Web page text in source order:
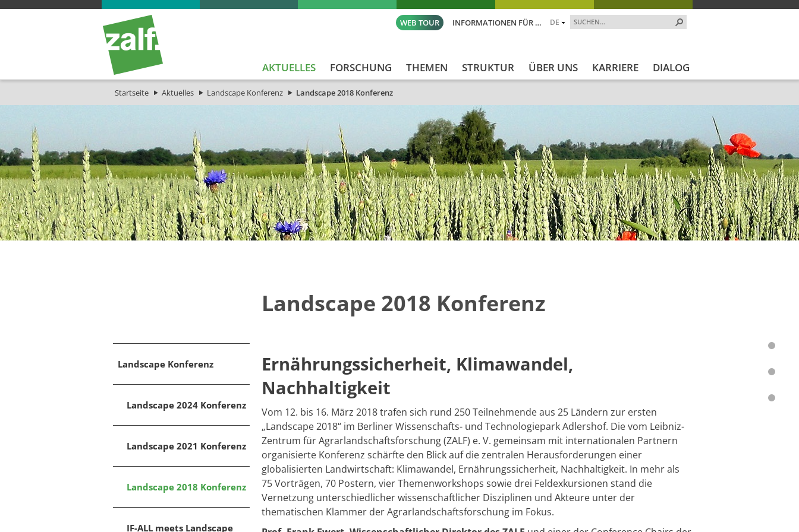
DE
INFORMATIONEN FÜR …
WEB TOUR
AKTUELLES FORSCHUNG THEMEN STRUKTUR ÜBER UNS KARRIERE DIALOG
Startseite Aktuelles Landscape Konferenz Landscape 2018 Konferenz
Landscape Konferenz
Landscape 2024 Konferenz
Landscape 2021 Konferenz
Landscape 2018 Konferenz
IF-ALL meets Landscape
Landscape 2018 Konferenz
​​​​​​​​​​​​​Ernährungssicherheit, Klimawandel,
Nachhaltigkeit
Vom 12. bis 16. März 2018 trafen sich rund 250 Teilnehmende aus 25 Ländern zur ersten
„Landscape 2018“ im Berliner Wissenschafts- und Technologiepark Adlershof. Die vom Leibniz-
Zentrum für Agrarlandschaftsforschung (ZALF) e. V. gemeinsam mit internationalen Partnern
organisierte Konferenz schärfte den Blick auf die zentralen Herausforderungen einer
globalisierten Landwirtschaft: Klimawandel, Ernährungssicherheit, Nachhaltigkeit. In mehr als
75 Vorträgen, 70 Postern, vier Themenworkshops sowie drei Feldexkursionen stand die
Vernetzung unterschiedlicher wissenschaftlicher Disziplinen und Akteure unter der
thematischen Klammer der Agrarlandschaftsforschung im Fokus.